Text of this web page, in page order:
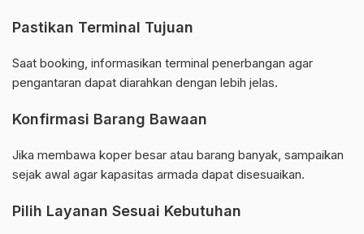
Pastikan Terminal Tujuan
Saat booking, informasikan terminal penerbangan agar
pengantaran dapat diarahkan dengan lebih jelas.
Konfirmasi Barang Bawaan
Jika membawa koper besar atau barang banyak, sampaikan
sejak awal agar kapasitas armada dapat disesuaikan.
Pilih Layanan Sesuai Kebutuhan